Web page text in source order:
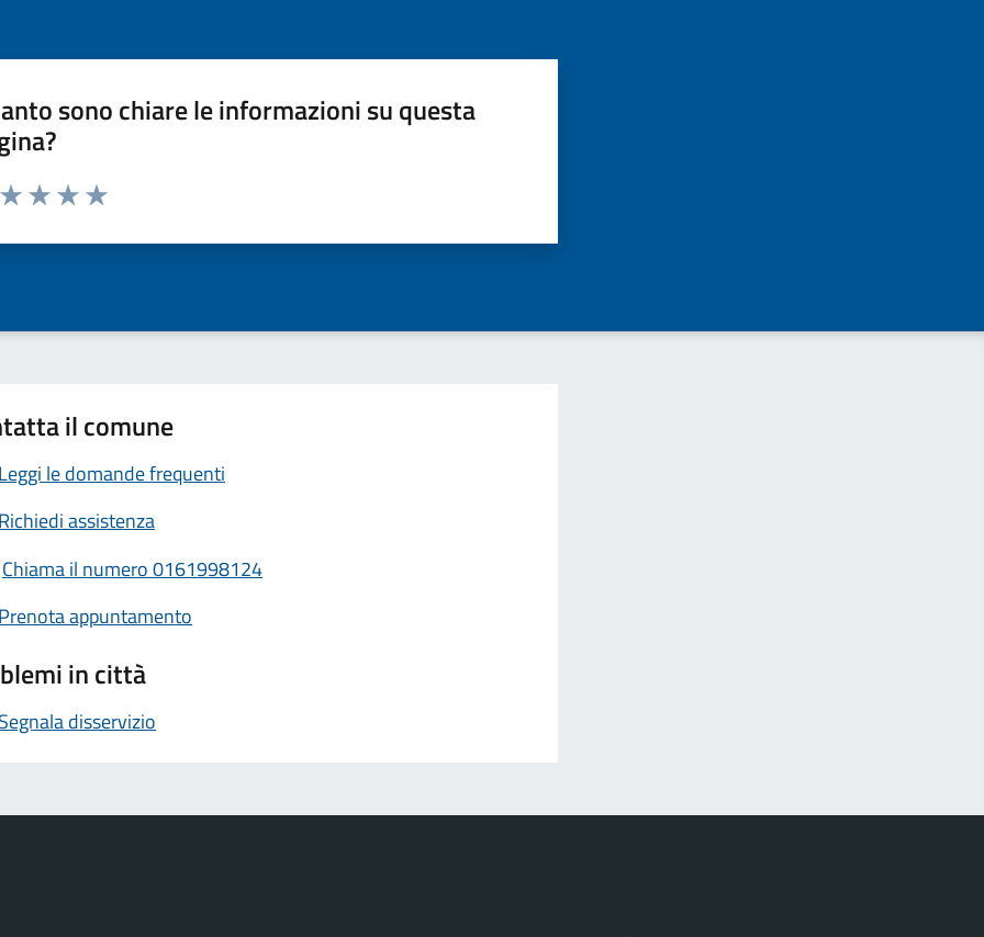
sono chiare le informazioni su questa
da 1 a 5 stelle la pagina
il comune
Leggi le domande frequenti
Richiedi assistenza
Chiama il numero 0161998124
Prenota appuntamento
in città
Segnala disservizio